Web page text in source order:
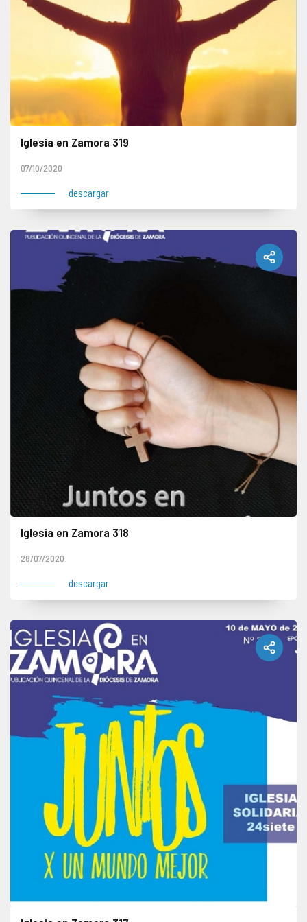
Iglesia en Zamora 319
07/10/2020
descargar
Iglesia en Zamora 318
28/07/2020
descargar